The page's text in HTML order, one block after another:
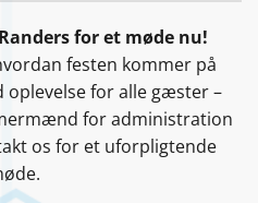
for et møde nu!
festen kommer på
oplevelse for alle gæster –
for administration
os for et uforpligtende